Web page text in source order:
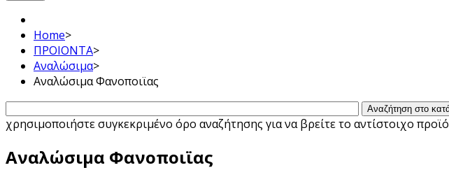
Home>
ΠΡΟΙΟΝΤΑ>
Αναλώσιμα>
Αναλώσιμα Φανοποιϊας
χρησιμοποιήστε συγκεκριμένο όρο αναζήτησης για να βρείτε το αντίστοιχο
Αναλώσιμα Φανοποιϊας